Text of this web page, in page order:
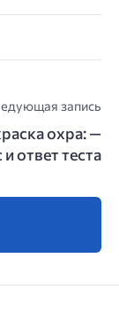
запись
охра: —
ответ теста